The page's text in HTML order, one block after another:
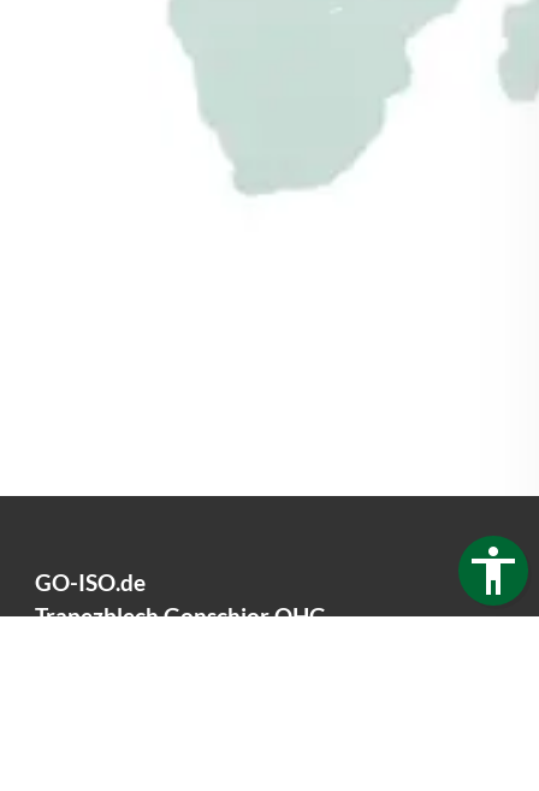
GO-ISO.de
Trapezblech Gonschior OHG